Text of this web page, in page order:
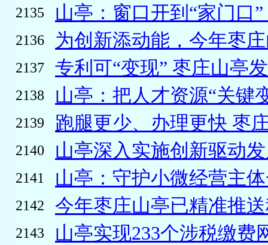
2135 山亭：窗口开到“家门口
2136 为创新添动能，今年枣
2137 专利可“变现” 枣庄山亭
2138 山亭：把人才资源“关键
2139 跑腿更少、办理更快 枣
2140 山亭深入实施创新驱动
2141 山亭：守护小微经营主
2142 今年枣庄山亭已精准推
2143 山亭实现233个涉税缴费